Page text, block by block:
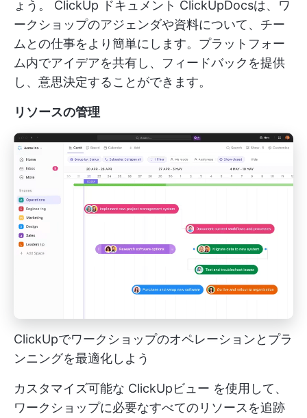
ょう。 ClickUp ドキュメント ClickUpDocsは、ワ
ークショップのアジェンダや資料について、チー
ムとの仕事をより簡単にします。プラットフォー
ム内でアイデアを共有し、フィードバックを提供
し、意思決定することができます。
リソースの管理
ClickUpでワークショップのオペレーションとプラ
ンニングを最適化しよう
カスタマイズ可能な ClickUpビュー を使用して、
ワークショップに必要なすべてのリソースを追跡